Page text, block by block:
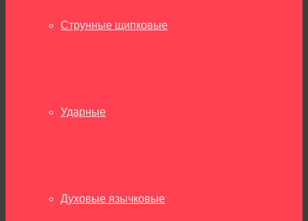
Струнные щипковые
Ударные
Духовые язычковые